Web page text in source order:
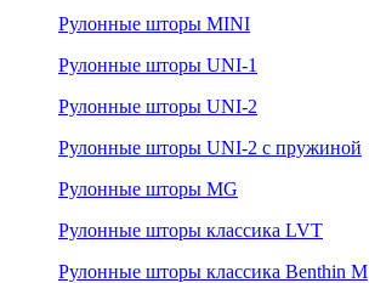
Рулонные шторы MINI
Рулонные шторы UNI-1
Рулонные шторы UNI-2
Рулонные шторы UNI-2 с пружиной
Рулонные шторы MG
Рулонные шторы классика LVT
Рулонные шторы классика Benthin M